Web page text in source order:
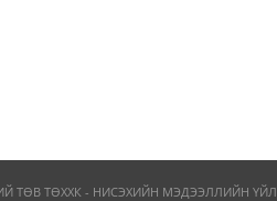
ТӨВ ТӨХХК - НИСЭХИЙН МЭДЭЭЛЛИЙН